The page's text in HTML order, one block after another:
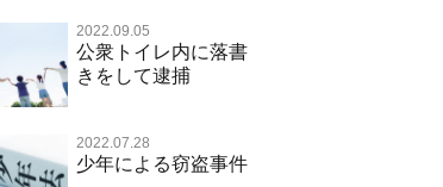
事件のことを秘密にしたい
被害届・告訴・告発されたら
自首・出頭したい
公務執行妨害罪
殺人
暴行・傷害
交等罪
不同意わいせつ（旧 強制わいせ
つ，準強制わいせつ）
公然わいせつ罪，わいせつ物頒布
等罪，淫行勧誘罪
電子計算機使用詐欺等）
強盗罪
知的財産と刑事事件
覚せい剤
危険ドラッグ
大麻
麻薬及び向精神薬
交通違反・交通事故 TOP
交通事故 交通違反と刑事事件
人身事故・死亡事故
その他 TOP
児童虐待・保護責任者遺棄
裁判員裁判
司法取引・刑事免責
少年事件の手続と特色
2022.09.05
公衆トイレ内に落書
きをして逮捕
2022.07.28
少年による窃盗事件